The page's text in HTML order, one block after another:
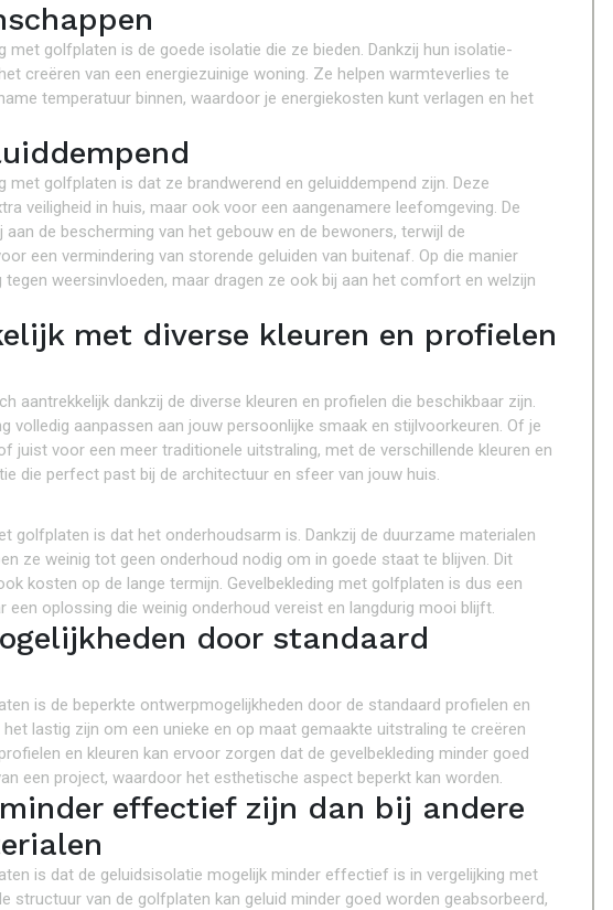
met golfplaten is de goede isolatie die ze bieden. Dankzij hun isolatie-
creëren van een energiezuinige woning. Ze helpen warmteverlies te
temperatuur binnen, waardoor je energiekosten kunt verlagen en het
met golfplaten is dat ze brandwerend en geluiddempend zijn. Deze
veiligheid in huis, maar ook voor een aangenamere leefomgeving. De
de bescherming van het gebouw en de bewoners, terwijl de
een vermindering van storende geluiden van buitenaf. Op die manier
weersinvloeden, maar dragen ze ook bij aan het comfort en welzijn
met diverse kleuren en profielen
aantrekkelijk dankzij de diverse kleuren en profielen die beschikbaar zijn.
volledig aanpassen aan jouw persoonlijke smaak en stijlvoorkeuren. Of je
juist voor een meer traditionele uitstraling, met de verschillende kleuren en
die perfect past bij de architectuur en sfeer van jouw huis.
golfplaten is dat het onderhoudsarm is. Dankzij de duurzame materialen
ze weinig tot geen onderhoud nodig om in goede staat te blijven. Dit
kosten op de lange termijn. Gevelbekleding met golfplaten is dus een
oplossing die weinig onderhoud vereist en langdurig mooi blijft.
door standaard
is de beperkte ontwerpmogelijkheden door de standaard profielen en
lastig zijn om een unieke en op maat gemaakte uitstraling te creëren
en kleuren kan ervoor zorgen dat de gevelbekleding minder goed
een project, waardoor het esthetische aspect beperkt kan worden.
effectief zijn dan bij andere
is dat de geluidsisolatie mogelijk minder effectief is in vergelijking met
structuur van de golfplaten kan geluid minder goed worden geabsorbeerd,